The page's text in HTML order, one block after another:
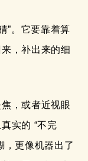
”。它要靠着算
，补出来的细
，或者近视眼
实的 “不完
，更像机器出了